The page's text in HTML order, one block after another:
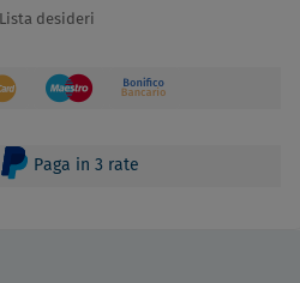
Lista desideri
Paga in 3 rate